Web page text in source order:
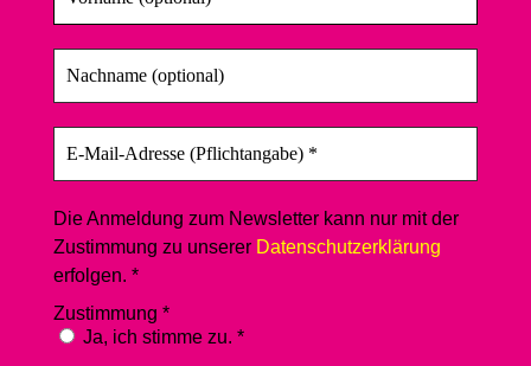
Die Anmeldung zum Newsletter kann nur mit der
Zustimmung zu unserer Datenschutzerklärung
erfolgen. *
Zustimmung *
Ja, ich stimme zu. *